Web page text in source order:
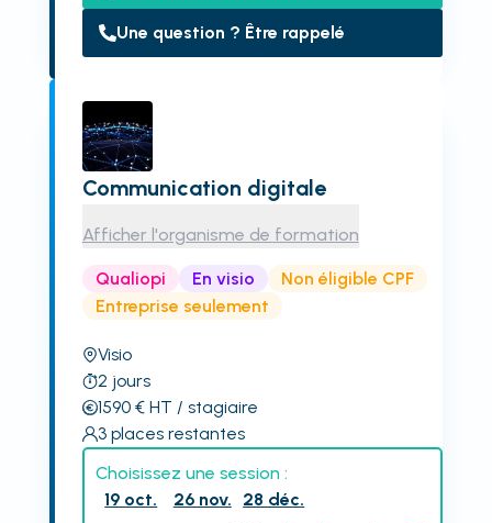
Une question ? Être rappelé
Communication digitale
Afficher l'organisme de formation
Qualiopi En visio
Non éligible CPF
Entreprise seulement
Visio
2 jours
1590€ HT / stagiaire
3 places restantes
Choisissez une session :
19 oct.
26 nov.
28 déc.